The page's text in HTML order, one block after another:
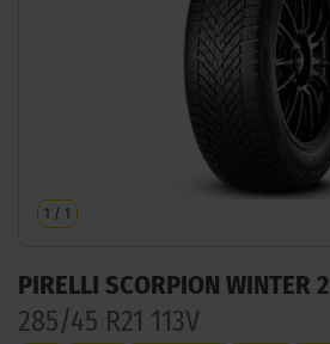
1 / 1
PIRELLI SCORPION WINTER 2
285/45 R21 113V